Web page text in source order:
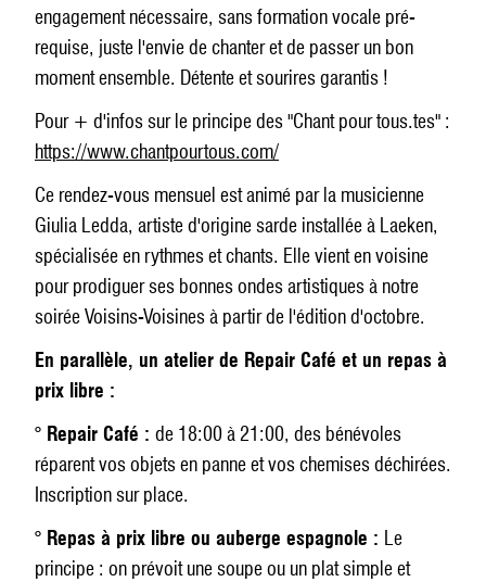
engagement nécessaire, sans formation vocale pré-
requise, juste l'envie de chanter et de passer un bon
moment ensemble. Détente et sourires garantis !
Pour + d'infos sur le principe des "Chant pour tous.tes" :
https://www.chantpourtous.com/
Ce rendez-vous mensuel est animé par la musicienne
Giulia Ledda, artiste d'origine sarde installée à Laeken,
spécialisée en rythmes et chants. Elle vient en voisine
pour prodiguer ses bonnes ondes artistiques à notre
soirée Voisins-Voisines à partir de l'édition d'octobre.
En parallèle, un atelier de Repair Café et un repas à
prix libre :
° Repair Café : de 18:00 à 21:00, des bénévoles
réparent vos objets en panne et vos chemises déchirées.
Inscription sur place.
° Repas à prix libre ou auberge espagnole : Le
principe : on prévoit une soupe ou un plat simple et